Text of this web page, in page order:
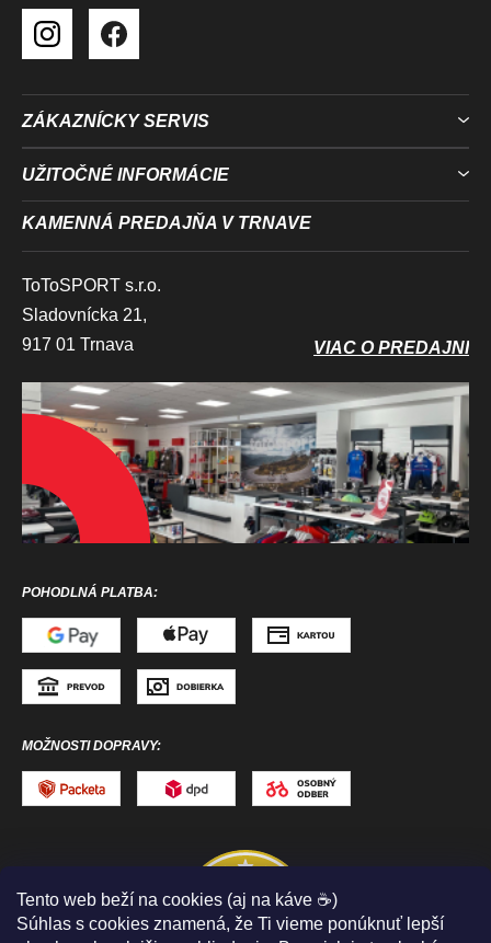
Tento web beží na cookies (aj na káve ☕)
Súhlas s cookies znamená, že Ti vieme ponúknuť lepší
ZÁKAZNÍCKY SERVIS
UŽITOČNÉ INFORMÁCIE
KAMENNÁ PREDAJŇA V TRNAVE
ToToSPORT s.r.o.
Sladovnícka 21,
917 01 Trnava
VIAC O PREDAJNI
POHODLNÁ PLATBA:
MOŽNOSTI DOPRAVY: